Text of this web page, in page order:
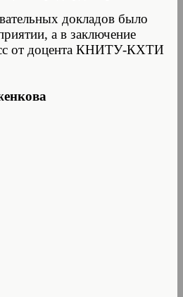
докладов было
а в заключение
от доцента КНИТУ-КХТИ